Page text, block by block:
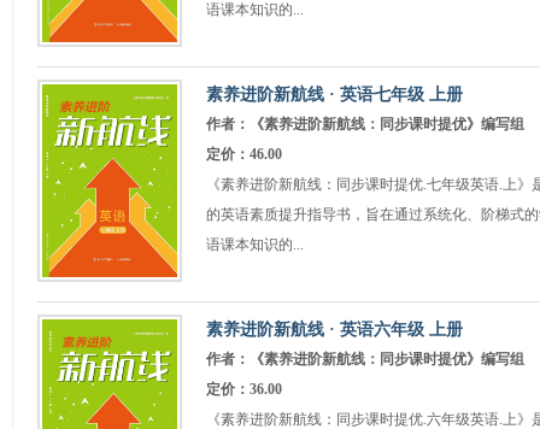
语课本知识的...
素养进阶新航线 · 英语七年级 上册
作者：《素养进阶新航线：同步课时提优》编写组
定价：46.00
《素养进阶新航线：同步课时提优.七年级英语.上
的英语素质提升指导书，旨在通过系统化、阶梯式
语课本知识的...
素养进阶新航线 · 英语六年级 上册
作者：《素养进阶新航线：同步课时提优》编写组
定价：36.00
《素养进阶新航线：同步课时提优.六年级英语.上